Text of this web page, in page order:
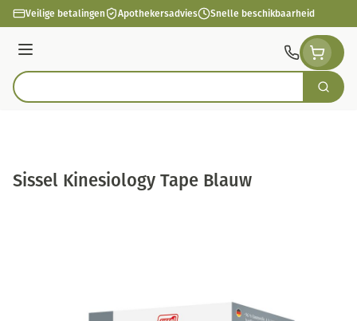
Ga naar de inhoud
Veilige betalingen Apothekersadvies Snelle beschikbaarheid
Menu
Product, merk, categorie... Zoek
Sissel Kinesiology Tape Blauw